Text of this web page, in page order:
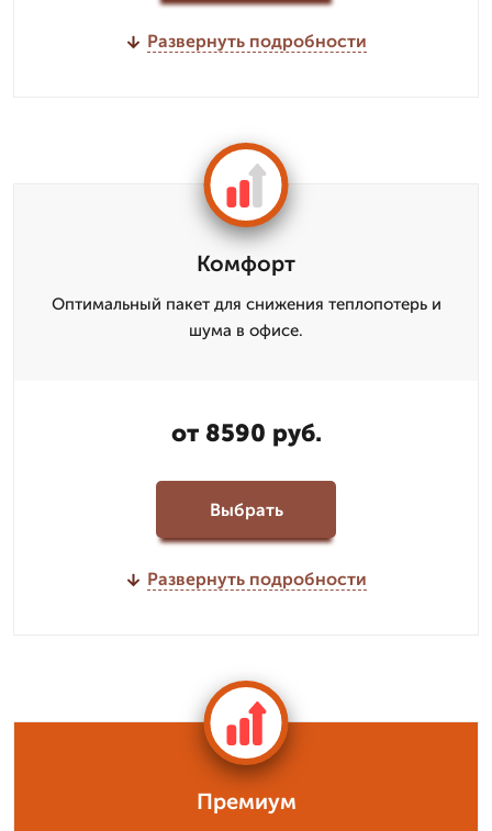
Развернуть подробности
Комфорт
Оптимальный пакет для снижения теплопотерь и
шума в офисе.
от 8590 руб.
Выбрать
Развернуть подробности
Премиум